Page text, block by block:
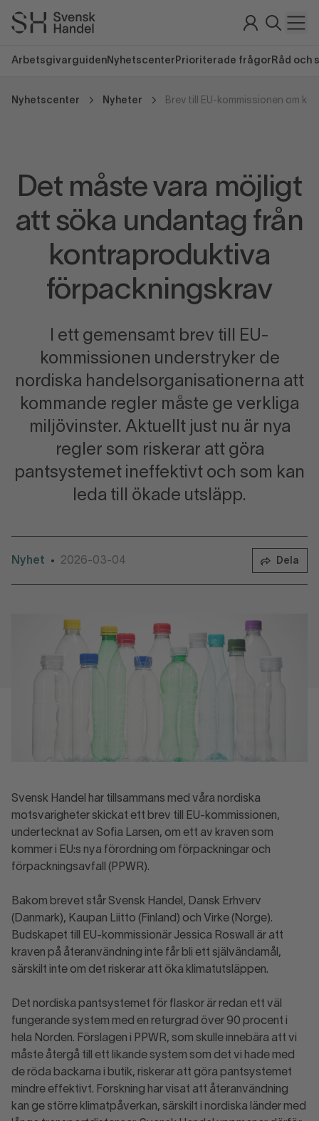
Arbetsgivarguiden Nyhetscenter Prioriterade frågor Råd och
Nyhetscenter Nyheter
Det måste vara möjligt
att söka undantag från
kontraproduktiva
förpackningskrav
I ett gemensamt brev till EU-
kommissionen understryker de
nordiska handelsorganisationerna att
kommande regler måste ge verkliga
miljövinster. Aktuellt just nu är nya
regler som riskerar att göra
pantsystemet ineffektivt och som kan
leda till ökade utsläpp.
Nyhet • 2026-03-04 Dela
Svensk Handel har tillsammans med våra nordiska
motsvarigheter skickat ett brev till EU-kommissionen,
undertecknat av Sofia Larsen, om ett av kraven som
kommer i EU:s nya förordning om förpackningar och
förpackningsavfall (PPWR).
Bakom brevet står Svensk Handel, Dansk Erhverv
(Danmark), Kaupan Liitto (Finland) och Virke (Norge).
Budskapet till EU-kommissionär Jessica Roswall är att
kraven på återanvändning inte får bli ett självändamål,
särskilt inte om det riskerar att öka klimatutsläppen.
Det nordiska pantsystemet för flaskor är redan ett väl
fungerande system med en returgrad över 90 procent i
hela Norden. Förslagen i PPWR, som skulle innebära att vi
måste återgå till ett likande system som det vi hade med
de röda backarna i butik, riskerar att göra pantsystemet
mindre effektivt. Forskning har visat att återanvändning
kan ge större klimatpåverkan, särskilt i nordiska länder med